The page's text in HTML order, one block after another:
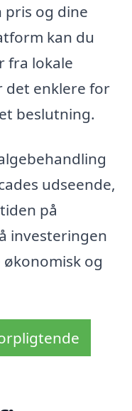
pris og dine
kan du
fra lokale
det enklere for
beslutning.
udseende,
på
investeringen
og